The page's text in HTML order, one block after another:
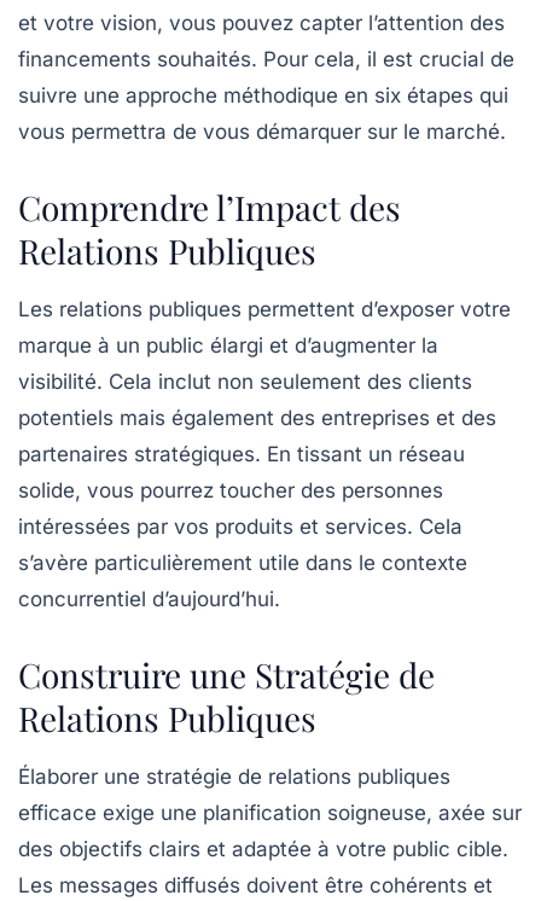
et votre vision, vous pouvez capter l’attention des
financements souhaités. Pour cela, il est crucial de
suivre une approche méthodique en six étapes qui
vous permettra de vous démarquer sur le marché.
Comprendre l’Impact des
Relations Publiques
Les relations publiques permettent d’exposer votre
marque à un public élargi et d’augmenter la
visibilité. Cela inclut non seulement des clients
potentiels mais également des entreprises et des
partenaires stratégiques. En tissant un réseau
solide, vous pourrez toucher des personnes
intéressées par vos produits et services. Cela
s’avère particulièrement utile dans le contexte
concurrentiel d’aujourd’hui.
Construire une Stratégie de
Relations Publiques
Élaborer une stratégie de relations publiques
efficace exige une planification soigneuse, axée sur
des objectifs clairs et adaptée à votre public cible.
Les messages diffusés doivent être cohérents et